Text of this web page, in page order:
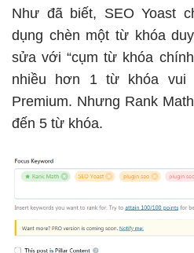
Như đã biết, SEO Yoast
dụng chèn một từ khóa
sửa với “cụm từ khóa
nhiều hơn 1 từ khóa vui
Premium. Nhưng Rank
đến 5 từ khóa.